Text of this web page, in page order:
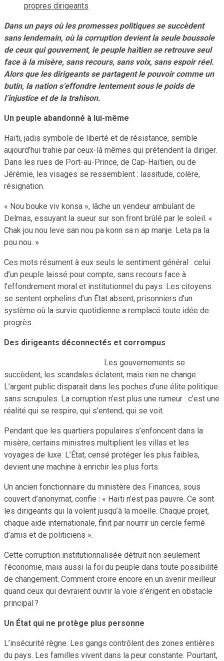
propres dirigeants
Dans un pays où les promesses politiques se succèdent
sans lendemain, où la corruption devient la seule boussole
de ceux qui gouvernent, le peuple haïtien se retrouve seul
face à la misère, sans recours, sans voix, sans espoir réel.
Alors que les dirigeants se partagent le pouvoir comme un
butin, la nation s’effondre lentement sous le poids de
l’injustice et de la trahison.
Un peuple abandonné à lui-même
Haïti, jadis symbole de liberté et de résistance, semble
aujourd’hui trahie par ceux-là mêmes qui prétendent la diriger.
Dans les rues de Port-au-Prince, de Cap-Haïtien, ou de
Jérémie, les visages se ressemblent : lassitude, colère,
résignation.
« Nou bouke viv konsa », lâche un vendeur ambulant de
Delmas, essuyant la sueur sur son front brûlé par le soleil. «
Chak jou nou leve san nou pa konn sa n ap manje. Leta pa la
pou nou. »
Ces mots résument à eux seuls le sentiment général : celui
d’un peuple laissé pour compte, sans recours face à
l’effondrement moral et institutionnel du pays. Les citoyens
se sentent orphelins d’un État absent, prisonniers d’un
système où la survie quotidienne a remplacé toute idée de
progrès.
Des dirigeants déconnectés et corrompus
Les gouvernements se
succèdent, les scandales éclatent, mais rien ne change.
L’argent public disparaît dans les poches d’une élite politique
sans scrupules. La corruption n’est plus une rumeur : c’est une
réalité qui se respire, qui s’entend, qui se voit.
Pendant que les quartiers populaires s’enfoncent dans la
misère, certains ministres multiplient les villas et les
voyages de luxe. L’État, censé protéger les plus faibles,
devient une machine à enrichir les plus forts.
Un ancien fonctionnaire du ministère des Finances, sous
couvert d’anonymat, confie : « Haïti n’est pas pauvre. Ce sont
les dirigeants qui la volent jusqu’à la moelle. Chaque projet,
chaque aide internationale, finit par nourrir un cercle fermé
d’amis et de politiciens ».
Cette corruption institutionnalisée détruit non seulement
l’économie, mais aussi la foi du peuple dans toute possibilité
de changement. Comment croire encore en un avenir meilleur
quand ceux qui devraient ouvrir la voie s’érigent en obstacle
principal ?
Un État qui ne protège plus personne
L’insécurité règne. Les gangs contrôlent des zones entières
du pays. Les familles vivent dans la peur constante. Pourtant,